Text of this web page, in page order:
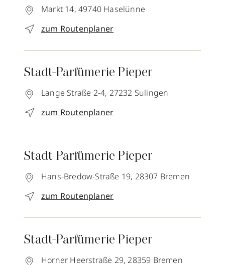
Markt 14, 49740 Haselünne
zum Routenplaner
Stadt-Parfümerie Pieper
Lange Straße 2-4, 27232 Sulingen
zum Routenplaner
Stadt-Parfümerie Pieper
Hans-Bredow-Straße 19, 28307 Bremen
zum Routenplaner
Stadt-Parfümerie Pieper
Horner Heerstraße 29, 28359 Bremen